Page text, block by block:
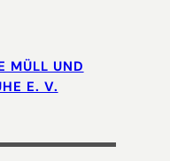
MÜLL UND
E. V.